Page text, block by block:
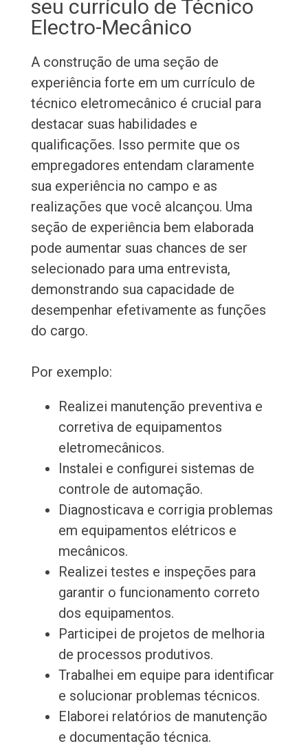
seu currículo de Técnico
Electro-Mecânico
A construção de uma seção de
experiência forte em um currículo de
técnico eletromecânico é crucial para
destacar suas habilidades e
qualificações. Isso permite que os
empregadores entendam claramente
sua experiência no campo e as
realizações que você alcançou. Uma
seção de experiência bem elaborada
pode aumentar suas chances de ser
selecionado para uma entrevista,
demonstrando sua capacidade de
desempenhar efetivamente as funções
do cargo.
Por exemplo:
Realizei manutenção preventiva e
corretiva de equipamentos
eletromecânicos.
Instalei e configurei sistemas de
controle de automação.
Diagnosticava e corrigia problemas
em equipamentos elétricos e
mecânicos.
Realizei testes e inspeções para
garantir o funcionamento correto
dos equipamentos.
Participei de projetos de melhoria
de processos produtivos.
Trabalhei em equipe para identificar
e solucionar problemas técnicos.
Elaborei relatórios de manutenção
e documentação técnica.